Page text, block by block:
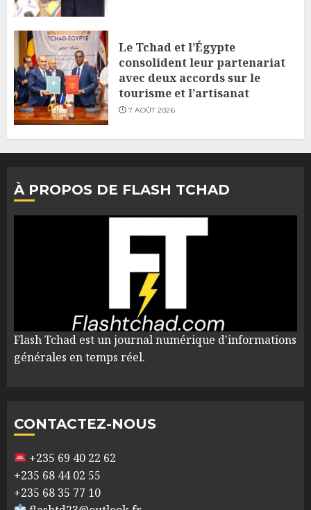
Le Tchad et l’Égypte
consolident leur partenariat
avec deux accords sur le
tourisme et l’artisanat
7 AOÛT 2026
À PROPOS DE FLASH TCHAD
Flash Tchad est un journal numérique d'informations
générales en temps réel.
CONTACTEZ-NOUS
+235 69 40 22 62
+235 68 44 02 55
+235 68 35 77 10